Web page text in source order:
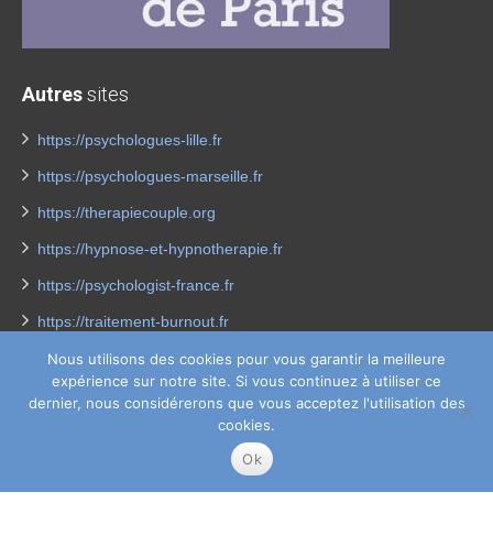
Autressites
https://psychologues-lille.fr
https://psychologues-marseille.fr
https://therapiecouple.org
https://hypnose-et-hypnotherapie.fr
https://psychologist-france.fr
https://traitement-burnout.fr
https://psychologues-enfant.fr/
https://traitement-depression.fr/
https://maigrir-perdredupoids.fr
https://coach-coaching-france.fr/
Nous utilisons des cookies pour vous garantir la meilleure
expérience sur notre site. Si vous continuez à utiliser ce
dernier, nous considérerons que vous acceptez l'utilisation des
cookies.
Ok